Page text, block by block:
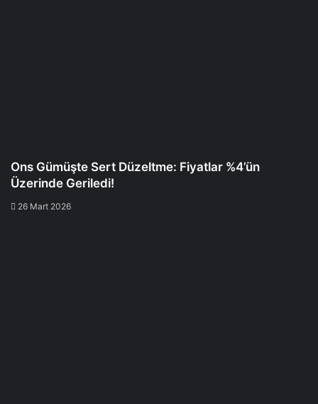
Ons Gümüşte Sert Düzeltme: Fiyatlar %4’ün
Üzerinde Geriledi!
26 Mart 2026